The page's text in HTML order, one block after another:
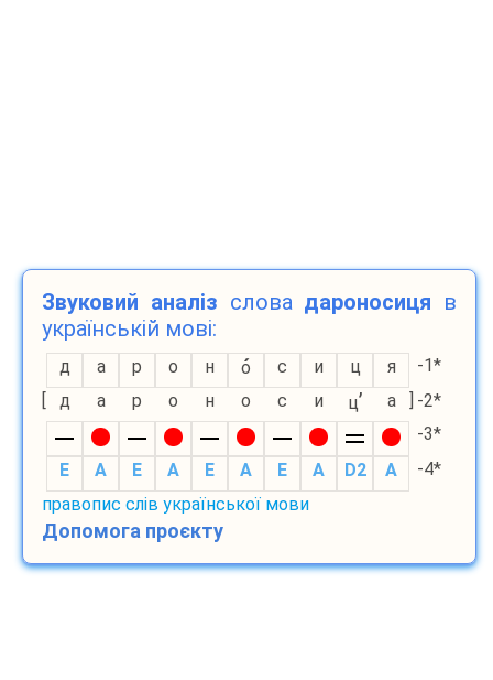
Звуковий аналіз слова дароносиця в
українській мові:
д а р о н о с и ц я
-1*
[
д а р о н о с и ц’ а ] -2*
-3*
E
A E A E A E A D2 A
-4*
правопис слів української мови
Допомога проєкту